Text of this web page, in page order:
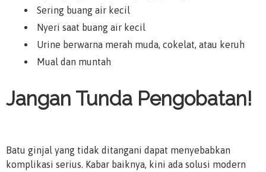
Sering buang air kecil
Nyeri saat buang air kecil
Urine berwarna merah muda, cokelat, atau keruh
Mual dan muntah
Jangan Tunda Pengobatan!
Batu ginjal yang tidak ditangani dapat menyebabkan
komplikasi serius. Kabar baiknya, kini ada solusi modern